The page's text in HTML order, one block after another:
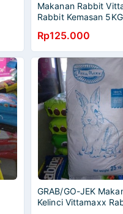
Makanan Rabbit
Rabbit Kemasan
5 Pack
Rp125.000
GRAB/GO-JEK
Kelinci Vittamaxx